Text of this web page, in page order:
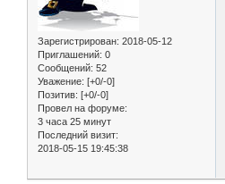
Зарегистрирован: 2018-05-12
Приглашений: 0
Сообщений: 52
Уважение: [+0/-0]
Позитив: [+0/-0]
Провел на форуме:
3 часа 25 минут
Последний визит:
2018-05-15 19:45:38